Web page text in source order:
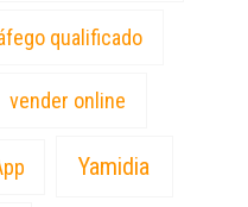
qualificado
vender online
Yamidia